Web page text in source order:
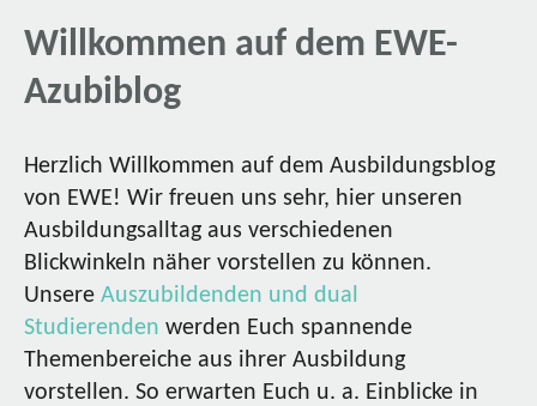
Willkommen auf dem EWE-
Azubiblog
Herzlich Willkommen auf dem Ausbildungsblog
von EWE! Wir freuen uns sehr, hier unseren
Ausbildungsalltag aus verschiedenen
Blickwinkeln näher vorstellen zu können.
Unsere Auszubildenden und dual
Studierenden werden Euch spannende
Themenbereiche aus ihrer Ausbildung
vorstellen. So erwarten Euch u. a. Einblicke in